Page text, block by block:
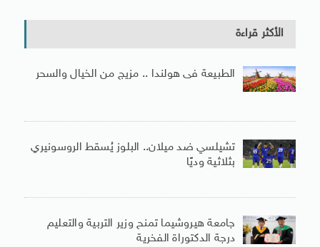
الأكثر قراءة
الطبيعة فى هولندا .. مزيج من الخيال والسحر
تشيلسي ضد ميلان.. البلوز يُسقط الروسونيري
بثلاثية وديًا
جامعة هيروشيما تمنح وزير التربية والتعليم
درجة الدكتوراة الفخرية